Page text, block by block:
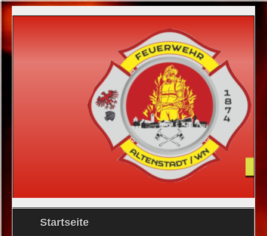
Startseite